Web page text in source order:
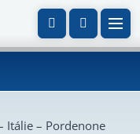
Itálie – Pordenone